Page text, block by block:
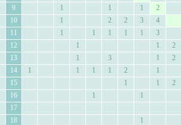
9 1 1 1
2
10 1 2 2 3
4
11 1 1 1 1 1
3
12 1 1
2
13 1 3 1
2
14 1 1 1 1 2
1
15 1 1
2
16 1
1
17
18
1